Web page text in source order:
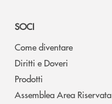
SOCI
Come diventare
Diritti e Doveri
Prodotti
Assemblea Area Riservata